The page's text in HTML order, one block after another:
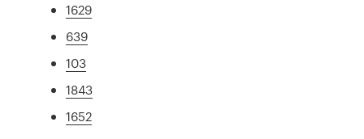
1629
639
103
1843
1652